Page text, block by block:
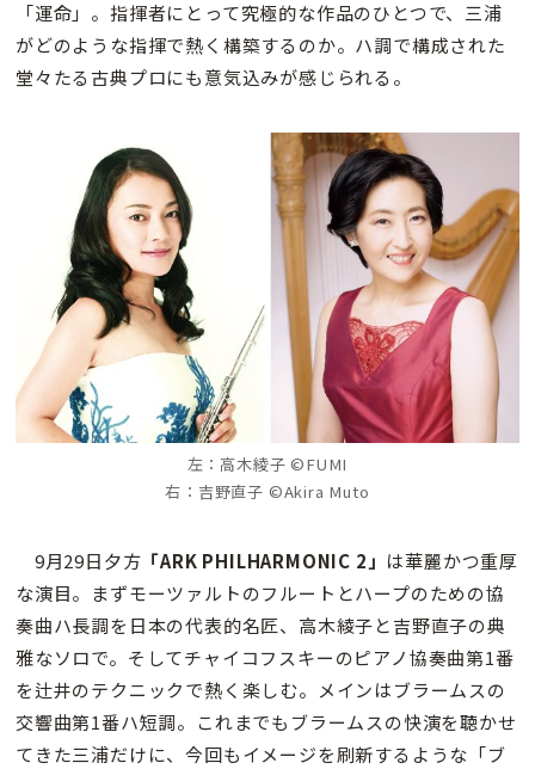
「運命」。指揮者にとって究極的な作品のひとつで、三浦
がどのような指揮で熱く構築するのか。ハ調で構成された
堂々たる古典プロにも意気込みが感じられる。
左：高木綾子 ©FUMI
右：吉野直子 ©Akira Muto
9月29日夕方 「ARK PHILHARMONIC 2」 は華麗かつ重厚
な演目。まずモーツァルトのフルートとハープのための協
奏曲ハ長調を日本の代表的名匠、高木綾子と吉野直子の典
雅なソロで。そしてチャイコフスキーのピアノ協奏曲第1番
を辻井のテクニックで熱く楽しむ。メインはブラームスの
交響曲第1番ハ短調。これまでもブラームスの快演を聴かせ
てきた三浦だけに、今回もイメージを刷新するような「ブ